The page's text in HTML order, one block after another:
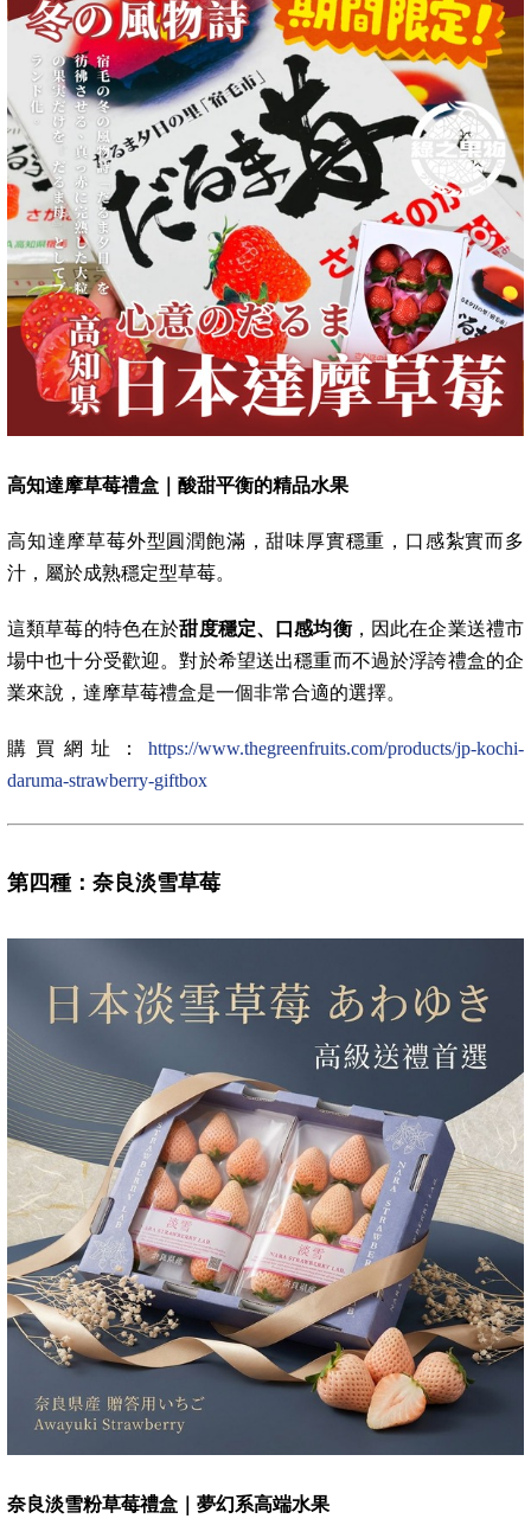
高知達摩草莓禮盒｜酸甜平衡的精品水果
高知達摩草莓外型圓潤飽滿，甜味厚實穩重，口感紮實而多
汁，屬於成熟穩定型草莓。
這類草莓的特色在於甜度穩定、口感均衡，因此在企業送禮市
場中也十分受歡迎。對於希望送出穩重而不過於浮誇禮盒的企
業來說，達摩草莓禮盒是一個非常合適的選擇。
購買網址： https://www.thegreenfruits.com/products/jp-kochi-
daruma-strawberry-giftbox
第四種：奈良淡雪草莓
奈良淡雪粉草莓禮盒｜夢幻系高端水果